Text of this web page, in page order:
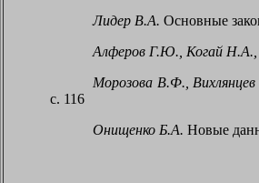
Лидер В.А. Основные
Алферов Г.Ю., Когай
Морозова В.Ф.,
с. 116
Онищенко Б.А. Новые